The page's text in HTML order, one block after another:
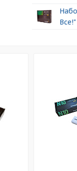
Все!"